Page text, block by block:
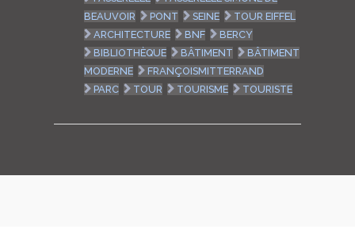
BEAUVOIR
PONT SEINE
TOUR EIFFEL
ARCHITECTURE
BNF
BERCY
BIBLIOTHÈQUE
BÂTIMENT
BÂTIMENT
MODERNE
FRANÇOISMITTERRAND
PARC
TOUR TOURISME TOURISTE